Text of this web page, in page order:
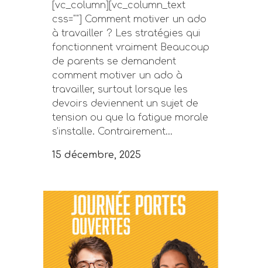
[vc_column][vc_column_text
css=""] Comment motiver un ado
à travailler ? Les stratégies qui
fonctionnent vraiment Beaucoup
de parents se demandent
comment motiver un ado à
travailler, surtout lorsque les
devoirs deviennent un sujet de
tension ou que la fatigue morale
s’installe. Contrairement...
15 décembre, 2025